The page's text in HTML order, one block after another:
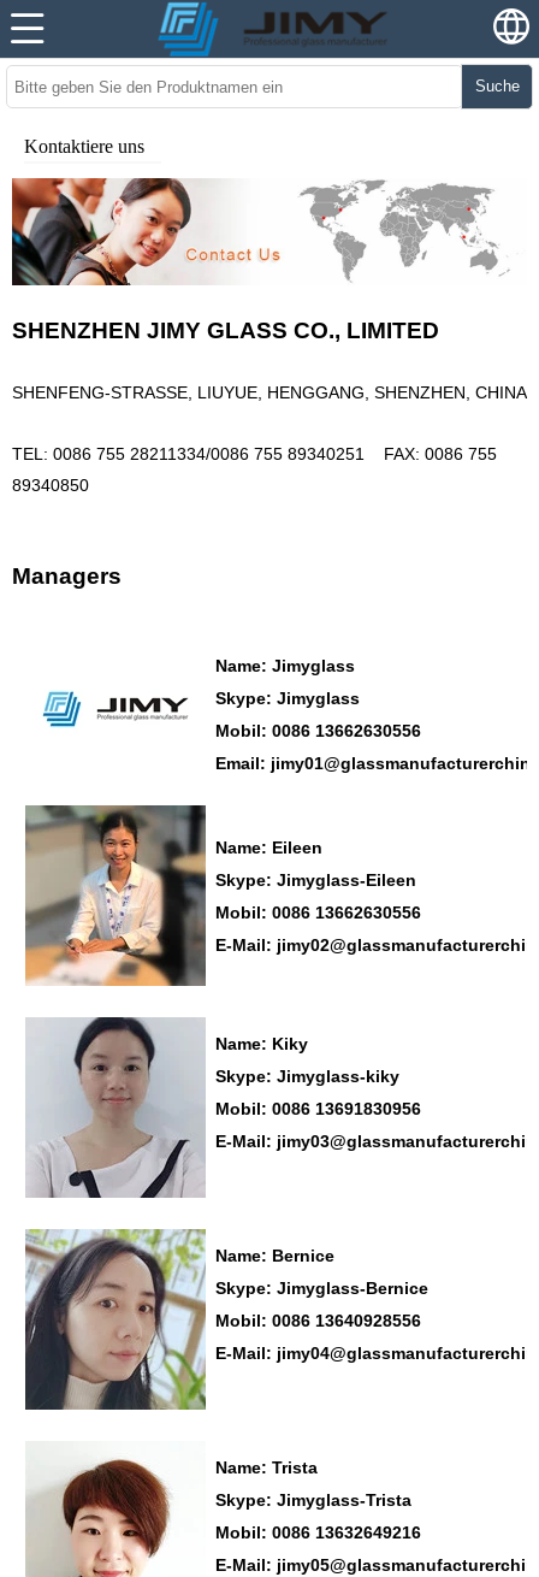
Suche
Kontaktiere uns
SHENZHEN JIMY GLASS CO., LIMITED
SHENFENG-STRASSE, LIUYUE, HENGGANG, SHENZHEN, CHINA
TEL: 0086 755 28211334/0086 755 89340251 FAX: 0086 755
89340850
Managers
Name: Jimyglass
Skype: Jimyglass
Mobil: 0086 13662630556
Email:
Name: Eileen
Skype: Jimyglass-Eileen
Mobil: 0086 13662630556
E-Mail:
Name: Kiky
Skype: Jimyglass-kiky
Mobil: 0086 13691830956
E-Mail:
Name: Bernice
Skype: Jimyglass-Bernice
Mobil: 0086 13640928556
E-Mail:
Name: Trista
Skype: Jimyglass-Trista
Mobil: 0086 13632649216
E-Mail: